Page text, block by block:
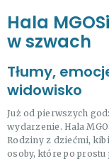
Hala
w szwach
Tłumy,
widowisko
Już od pierwszych
wydarzenie. Hala
Rodziny z dziećmi,
osoby, które po prostu